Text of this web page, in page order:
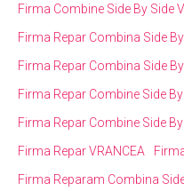
Firma Combine Side By Side
Firma Repar Combina Side
Firma Repar Combina Side
Firma Repar Combine Side
Firma Repar Combine Side By
Firma Repar VRANCEA
Firma Reparam Combina